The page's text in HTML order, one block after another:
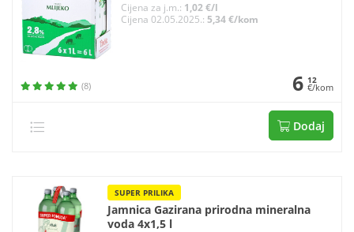
Cijena za j.m.: 1,02 €/l
Cijena 02.05.2025.: 5,34 €/kom
(8) 6 12
€/kom
Dodaj
SUPER PRILIKA
Jamnica Gazirana prirodna mineralna
voda 4x1,5 l